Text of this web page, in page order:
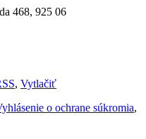
468, 925 06
, Vytlačiť
o ochrane súkromia,